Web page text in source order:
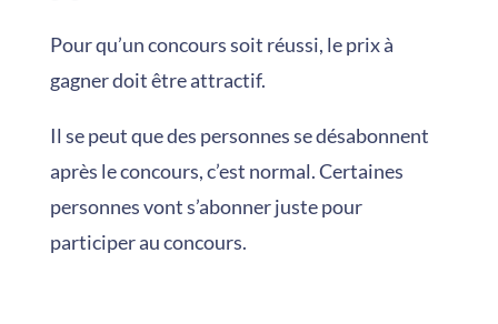
Pour qu’un concours soit réussi, le prix à
gagner doit être attractif.
Il se peut que des personnes se désabonnent
après le concours, c’est normal. Certaines
personnes vont s’abonner juste pour
participer au concours.